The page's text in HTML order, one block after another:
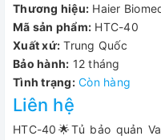
Thương hiệu: Haier
Mã sản phẩm: HTC-40
Xuất xứ: Trung Quốc
Bảo hành: 12 tháng
Tình trạng: Còn hàng
Liên hệ
HTC-40🌟Tủ bảo quản